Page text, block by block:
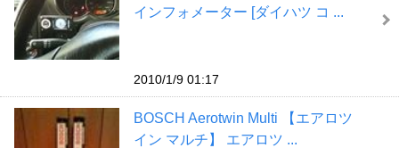
インフォメーター [ダイハツ コ ...
2010/1/9 01:17
BOSCH Aerotwin Multi 【エアロツ
イン マルチ】 エアロツ ...